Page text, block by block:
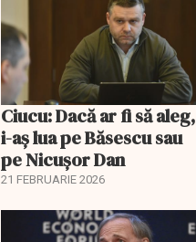
Ciucu: Dacă ar fi să aleg,
i-aș lua pe Băsescu sau
pe Nicușor Dan
21 FEBRUARIE 2026